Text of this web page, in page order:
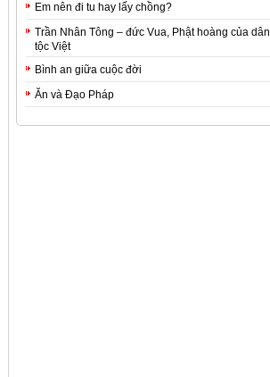
Em nên đi tu hay lấy chồng?
Trần Nhân Tông – đức Vua, Phật hoàng của dân
tộc Việt
Bình an giữa cuộc đời
Ăn và Đạo Pháp